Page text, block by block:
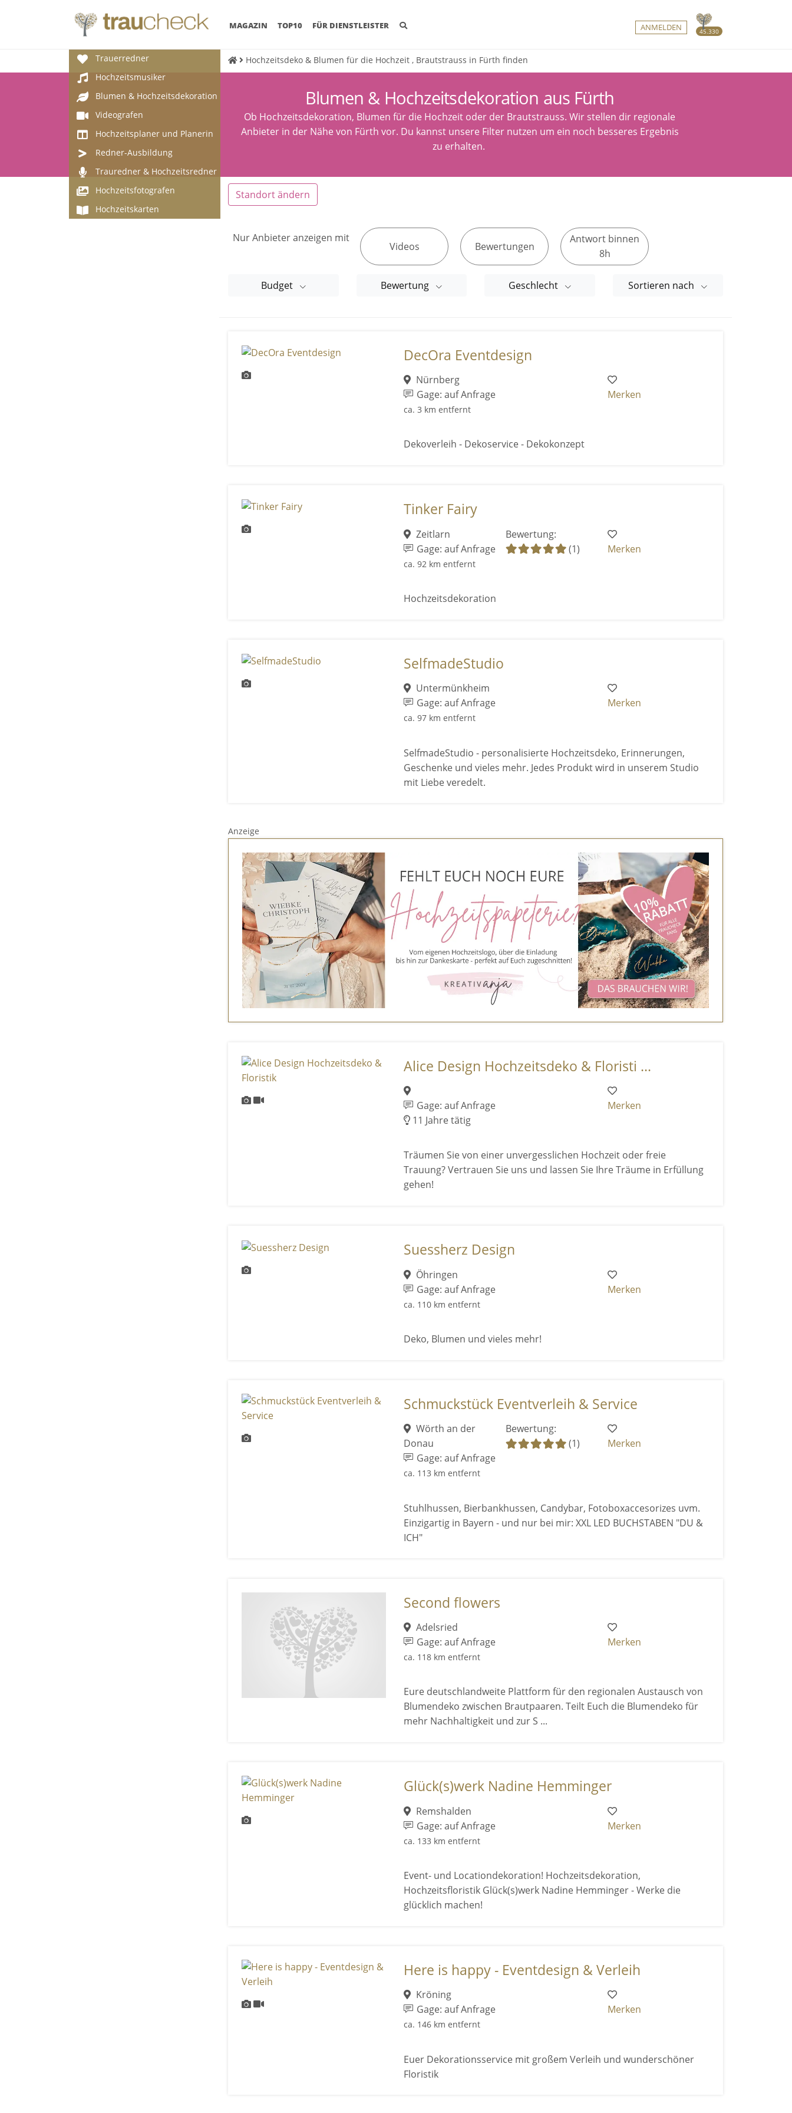
45.330
MAGAZIN (CURRENT)
TOP10 FÜR DIENSTLEISTER ANMELDEN
Trauerredner
Hochzeitsmusiker
Blumen & Hochzeitsdekoration
Videografen
Hochzeitsplaner und Planerin
Redner-Ausbildung
Trauredner & Hochzeitsredner
Hochzeitsfotografen
Hochzeitskarten
Hochzeitsdeko & Blumen für die Hochzeit , Brautstrauss in Fürth finden
Blumen & Hochzeitsdekoration aus Fürth
Ob Hochzeitsdekoration, Blumen für die Hochzeit oder der Brautstrauss. Wir stellen dir regionale
Anbieter in der Nähe von Fürth vor. Du kannst unsere Filter nutzen um ein noch besseres Ergebnis
zu erhalten.
Standort ändern
Nur Anbieter anzeigen mit
Videos Bewertungen
Antwort binnen
8h
Budget Bewertung Geschlecht Sortieren nach
DecOra Eventdesign
Nürnberg
Gage: auf Anfrage
ca. 3 km entfernt
Merken
Dekoverleih - Dekoservice - Dekokonzept
Tinker Fairy
Zeitlarn
Gage: auf Anfrage
ca. 92 km entfernt
Bewertung:
(1)
Merken
Hochzeitsdekoration
SelfmadeStudio
Untermünkheim
Gage: auf Anfrage
ca. 97 km entfernt
Merken
SelfmadeStudio - personalisierte Hochzeitsdeko, Erinnerungen,
Geschenke und vieles mehr. Jedes Produkt wird in unserem Studio
mit Liebe veredelt.
Anzeige
Alice Design Hochzeitsdeko & Floristi ...
Gage: auf Anfrage
11 Jahre tätig
Merken
Träumen Sie von einer unvergesslichen Hochzeit oder freie
Trauung? Vertrauen Sie uns und lassen Sie Ihre Träume in Erfüllung
gehen!
Suessherz Design
Öhringen
Gage: auf Anfrage
ca. 110 km entfernt
Merken
Deko, Blumen und vieles mehr!
Schmuckstück Eventverleih & Service
Wörth an der
Donau
Gage: auf Anfrage
ca. 113 km entfernt
Bewertung:
(1)
Merken
Stuhlhussen, Bierbankhussen, Candybar, Fotoboxaccesorizes uvm.
Einzigartig in Bayern - und nur bei mir: XXL LED BUCHSTABEN "DU &
ICH"
Second flowers
Adelsried
Gage: auf Anfrage
ca. 118 km entfernt
Merken
Eure deutschlandweite Plattform für den regionalen Austausch von
Blumendeko zwischen Brautpaaren. Teilt Euch die Blumendeko für
mehr Nachhaltigkeit und zur S ...
Glück(s)werk Nadine Hemminger
Remshalden
Gage: auf Anfrage
ca. 133 km entfernt
Merken
Event- und Locationdekoration! Hochzeitsdekoration,
Hochzeitsfloristik Glück(s)werk Nadine Hemminger - Werke die
glücklich machen!
Here is happy - Eventdesign & Verleih
Kröning
Gage: auf Anfrage
ca. 146 km entfernt
Merken
Euer Dekorationsservice mit großem Verleih und wunderschöner
Floristik